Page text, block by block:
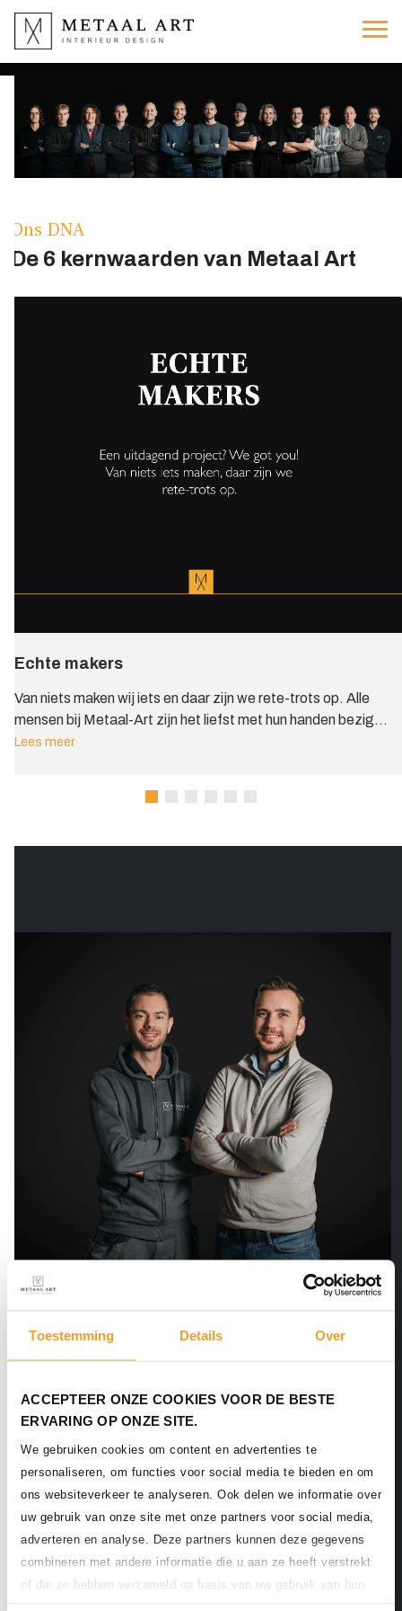
Toestemming Details Over
ACCEPTEER ONZE COOKIES VOOR DE BESTE
ERVARING OP ONZE SITE.
We gebruiken cookies om content en advertenties te
personaliseren, om functies voor social media te bieden en om
ons websiteverkeer te analyseren. Ook delen we informatie over
uw gebruik van onze site met onze partners voor social media,
adverteren en analyse. Deze partners kunnen deze gegevens
combineren met andere informatie die u aan ze heeft verstrekt
of die ze hebben verzameld op basis van uw gebruik van hun
Ons DNA
De 6 kernwaarden van Metaal Art
Echte makers
Van niets maken wij iets en daar zijn we rete-trots op. Alle
mensen bij Metaal-Art zijn het liefst met hun handen bezig,
ook in hun vrije tijd.
dingen. Daar kan de oprichter Arthur over meepraten. Hij
door vooral heel veel mooie dingen te maken.
Lees meer
Hoe het ooit begon
4x4 meter. Hij kreeg later hulp van Jordy. Twee middelbare
schoolvrienden uit Amersfoort met een passie voor metaal.
De ambitie: verder gaan dan de gemiddelde metaalbewerker
en functioneel staalwerk maken dat er fantastisch uitziet.
Arthur: “Met zo’n ambitie maakten we het onszelf niet
makkelijk. Wij hadden geen standaard-klanten of standaard-
klussen. Voor ieder project moesten we nieuwe dingen